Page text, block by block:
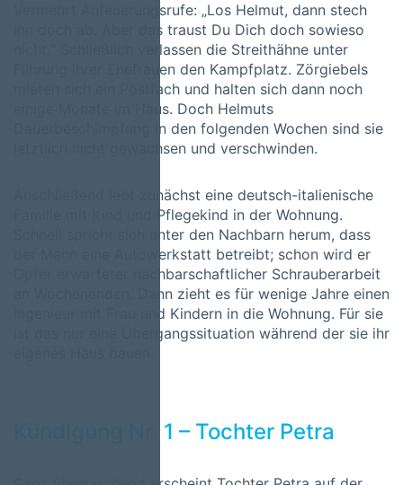
Vermehrt Anfeuerungsrufe: „Los Helmut, dann stech
ihn doch ab. Aber das traust Du Dich doch sowieso
nicht.“ Schließlich verlassen die Streithähne unter
Führung ihrer Ehefrauen den Kampfplatz. Zörgiebels
mieten sich ein Postfach und halten sich dann noch
einige Monate im Haus. Doch Helmuts
Dauerbeschimpfung in den folgenden Wochen sind sie
letztlich nicht gewachsen und verschwinden.
Anschließend lebt zunächst eine deutsch-italienische
Familie mit Kind und Pflegekind in der Wohnung.
Schnell spricht sich unter den Nachbarn herum, dass
der Mann eine Autowerkstatt betreibt; schon wird er
Opfer erwarteter nachbarschaftlicher Schrauberarbeit
an Wochenenden. Dann zieht es für wenige Jahre einen
Ingenieur mit Frau und Kindern in die Wohnung. Für sie
ist das nur eine Übergangssituation während der sie ihr
Kündigung Nr. 1 – Tochter Petra